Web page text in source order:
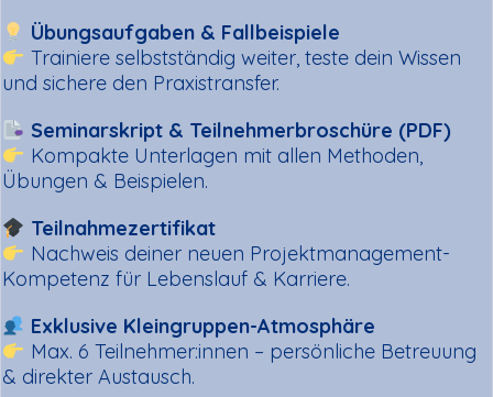
Übungsaufgaben & Fallbeispiele
Trainiere selbstständig weiter, teste dein Wissen
und sichere den Praxistransfer.
Seminarskript & Teilnehmerbroschüre (PDF)
Kompakte Unterlagen mit allen Methoden,
Übungen & Beispielen.
Teilnahmezertifikat
Nachweis deiner neuen Projektmanagement-
Kompetenz für Lebenslauf & Karriere.
Exklusive Kleingruppen-Atmosphäre
Max. 6 Teilnehmer:innen – persönliche Betreuung
& direkter Austausch.